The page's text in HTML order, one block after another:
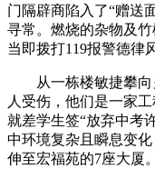
门隔辟商陷入了“赠送
寻常。燃烧的杂物及
当即拨打119报警德律
从一栋楼敏捷攀向
人受伤，他们是一家
就差学生签“放弃中考
中环境复杂且瞬息变
伸至宏福苑的7座大